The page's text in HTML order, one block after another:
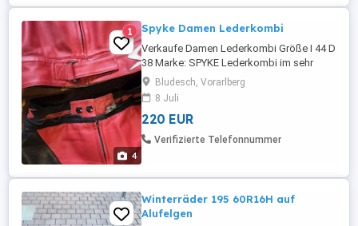
4
1 Spyke Damen Lederkombi
Verkaufe Damen Lederkombi Größe I 44 D
38 Marke: SPYKE Lederkombi im sehr
guten Zustand, alle Reißverschlüsse
funktionieren.
Bludesch, Vorarlberg
8 Juli
220 EUR
Verifizierte Telefonnummer
Winterräder 195 60R16H auf
Alufelgen